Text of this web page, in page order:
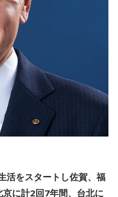
活をスタートし佐賀、福
に計2回7年間、台北に